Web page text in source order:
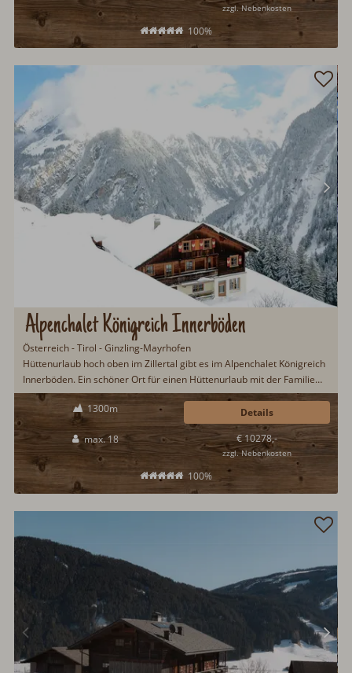
100%
zzgl. Nebenkosten
Alpenchalet Königreich Innerböden
Österreich - Tirol - Ginzling-Mayrhofen
Hüttenurlaub hoch oben im Zillertal gibt es im Alpenchalet Königreich
Innerböden. Ein schöner Ort für einen Hüttenurlaub mit der Familie
oder Freunden. Besonders erwähnenswert ist die großartige Aussicht
über das Zillertal und die umliegende Bergwelt. Eine gut
ausgestattete Gastroküche macht das Kochen zum Kinderspiel...
1300m
max. 18
100%
€ 10278,-
zzgl. Nebenkosten
Details